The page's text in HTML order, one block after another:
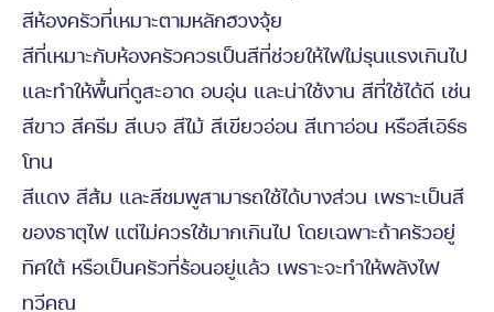
สีห้องครัวที่เหมาะตามหลักฮวงจุ้ย
สีที่เหมาะกับห้องครัวควรเป็นสีที่ช่วยให้ไฟไม่รุนแรงเกินไป
และทำให้พื้นที่ดูสะอาด อบอุ่น และน่าใช้งาน สีที่ใช้ได้ดี เช่น
สีขาว สีครีม สีเบจ สีไม้ สีเขียวอ่อน สีเทาอ่อน หรือสีเอิร์ธ
โทน
สีแดง สีส้ม และสีชมพูสามารถใช้ได้บางส่วน เพราะเป็นสี
ของธาตุไฟ แต่ไม่ควรใช้มากเกินไป โดยเฉพาะถ้าครัวอยู่
ทิศใต้ หรือเป็นครัวที่ร้อนอยู่แล้ว เพราะจะทำให้พลังไฟ
ทวีคูณ